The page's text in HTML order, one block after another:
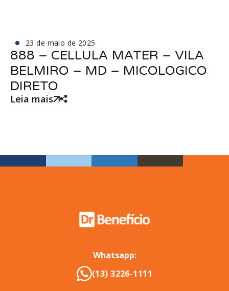
23 de maio de 2025
888 – CELLULA MATER – VILA
BELMIRO – MD – MICOLOGICO
DIRETO
Leia mais
Whatsapp:
(13) 3226-1111